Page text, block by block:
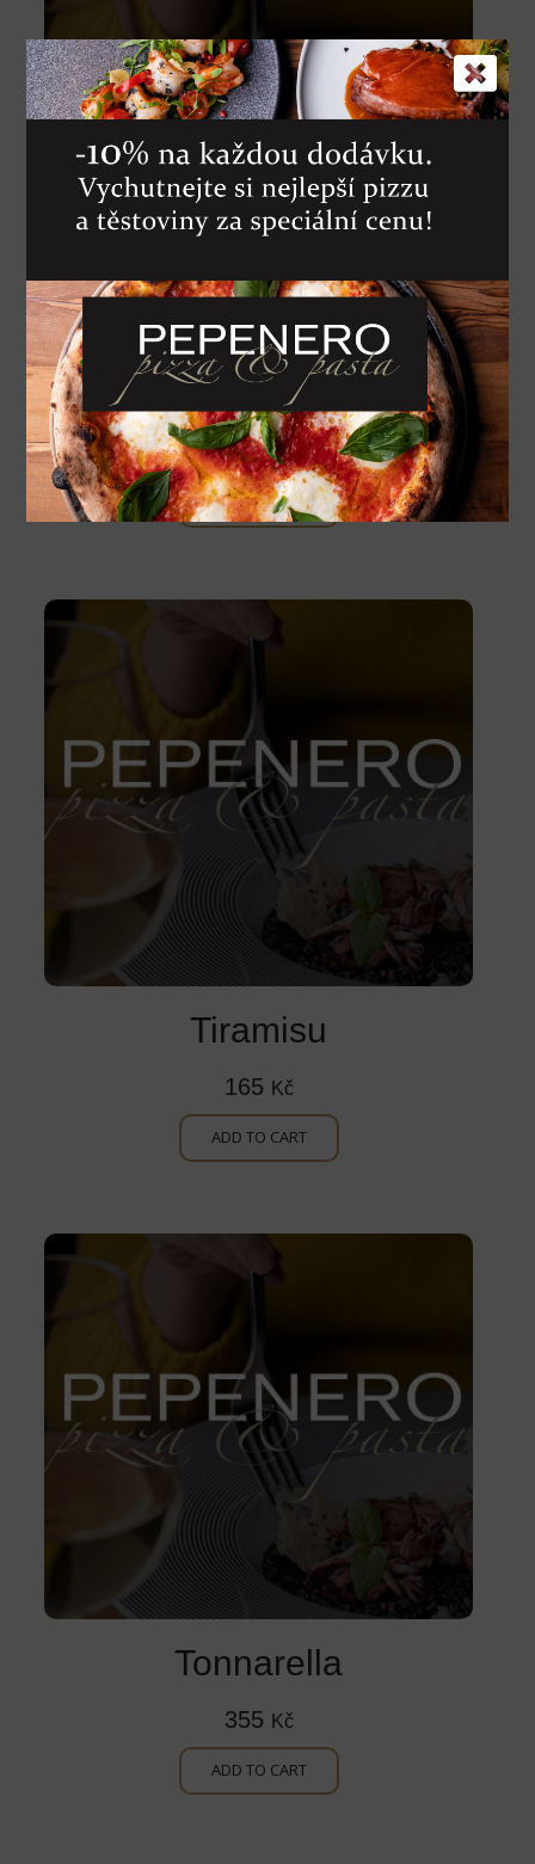
Tartara di tonno con
avocado
340Kč
ADD TO CART
Tiramisu
165 Kč
ADD TO CART
Tonnarella
355 Kč
ADD TO CART